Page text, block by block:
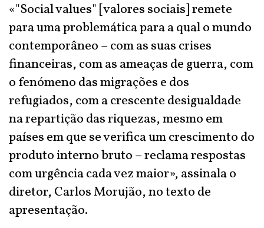
«"Social values" [valores sociais] remete
para uma problemática para a qual o mundo
contemporâneo – com as suas crises
financeiras, com as ameaças de guerra, com
o fenómeno das migrações e dos
refugiados, com a crescente desigualdade
na repartição das riquezas, mesmo em
países em que se verifica um crescimento do
produto interno bruto – reclama respostas
com urgência cada vez maior», assinala o
diretor, Carlos Morujão, no texto de
apresentação.